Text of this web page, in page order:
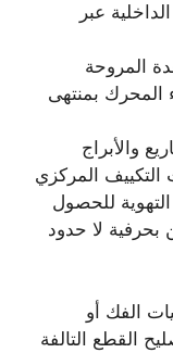
عبر
المروحة
المحرك بمنتهى
والأبراج
التكييف المركزي
للحصول
لا حدود
الفك أو
القطع التالفة